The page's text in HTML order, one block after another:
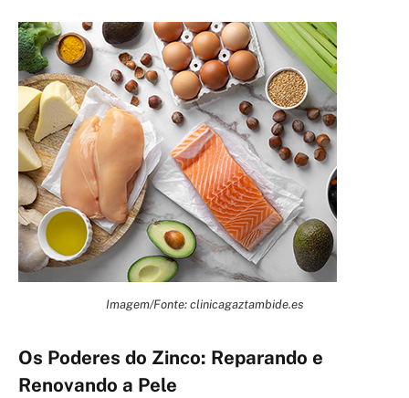
Imagem/Fonte: clinicagaztambide.es
Os Poderes do Zinco: Reparando e
Renovando a Pele